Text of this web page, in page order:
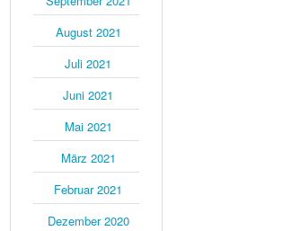
August 2021
Juli 2021
Juni 2021
Mai 2021
März 2021
Februar 2021
Dezember 2020